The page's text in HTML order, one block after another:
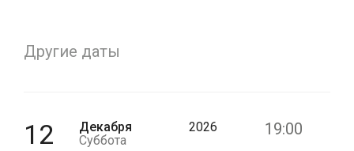
Другие даты
12
Декабря
Суббота
2026 19:00